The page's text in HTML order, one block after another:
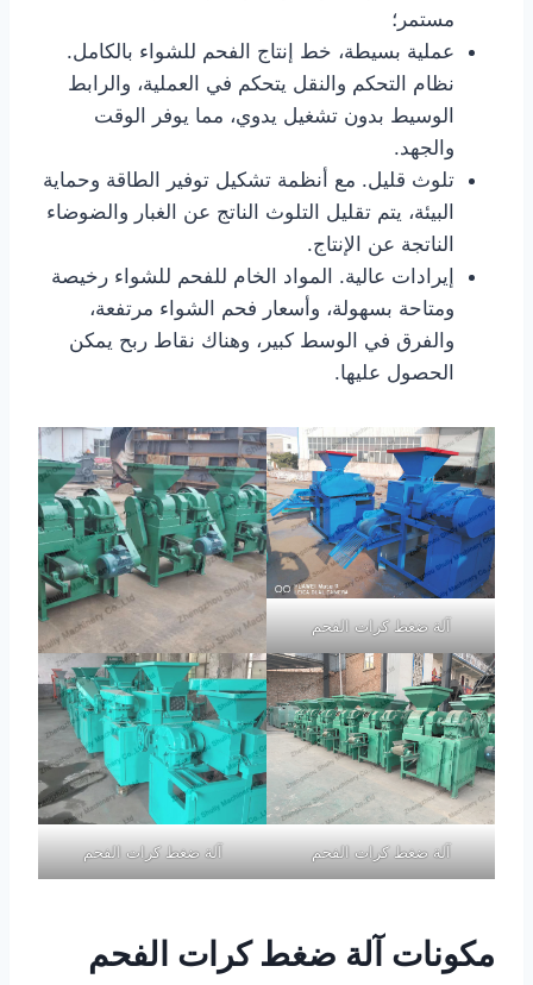
مستمر؛
عملية بسيطة، خط إنتاج الفحم للشواء بالكامل.
نظام التحكم والنقل يتحكم في العملية، والرابط
الوسيط بدون تشغيل يدوي، مما يوفر الوقت
والجهد.
تلوث قليل. مع أنظمة تشكيل توفير الطاقة وحماية
البيئة، يتم تقليل التلوث الناتج عن الغبار والضوضاء
الناتجة عن الإنتاج.
إيرادات عالية. المواد الخام للفحم للشواء رخيصة
ومتاحة بسهولة، وأسعار فحم الشواء مرتفعة،
والفرق في الوسط كبير، وهناك نقاط ربح يمكن
الحصول عليها.
آلة ضغط كرات الفحم
آلة ضغط كرات الفحم آلة ضغط كرات الفحم
مكونات آلة ضغط كرات الفحم